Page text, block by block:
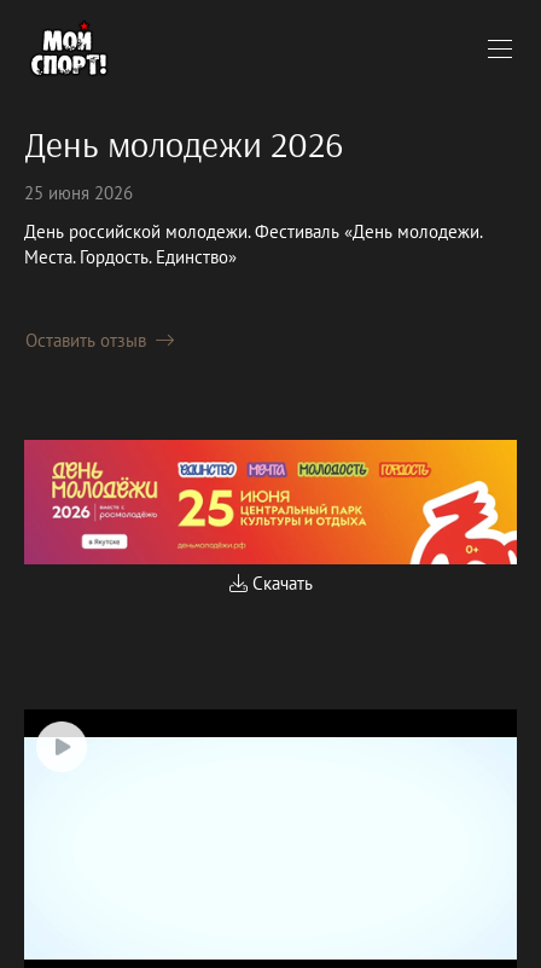
День молодежи 2026
25 июня 2026
День российской молодежи. Фестиваль «День молодежи.
Места. Гордость. Единство»
Оставить отзыв
Скачать